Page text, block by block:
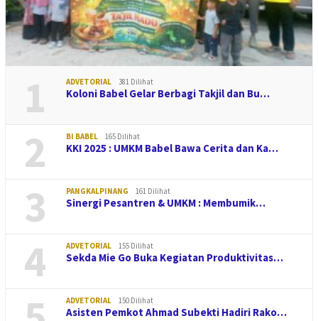
1 ADVETORIAL 381 Dilihat
Koloni Babel Gelar Berbagi Takjil dan Bu…
2 BI BABEL 165 Dilihat
KKI 2025 : UMKM Babel Bawa Cerita dan Ka…
3 PANGKALPINANG 161 Dilihat
Sinergi Pesantren & UMKM : Membumik…
4 ADVETORIAL 155 Dilihat
Sekda Mie Go Buka Kegiatan Produktivitas…
ADVETORIAL 150 Dilihat
Asisten Pemkot Ahmad Subekti Hadiri Rako…